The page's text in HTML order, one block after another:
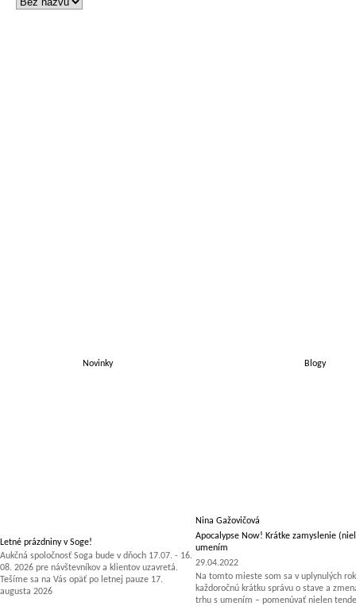
Novinky Blogy
Letné prázdniny v Soge!
Aukčná spoločnosť Soga bude v dňoch 17.07. - 16.
08. 2026 pre návštevníkov a klientov uzavretá.
Tešíme sa na Vás opäť po letnej pauze 17.
augusta 2026
Nina Gažovičová
Apocalypse Now! Krátke zamyslenie
umením
29.04.2022
Na tomto mieste som sa v uplynulých
každoročnú krátku správu o stave a
trhu s umením – pomenúvať nielen